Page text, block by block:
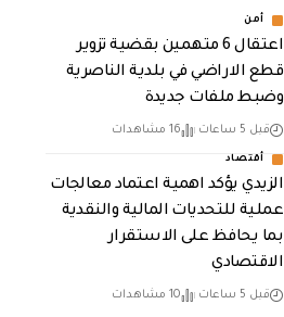
أمن
اعتقال 6 متهمين بقضية تزوير
قطع الاراضي في بلدية الناصرية
وضبط ملفات جديدة
قبل 5 ساعات 16 مشاهدات
أقتصاد
الزيدي يؤكد اهمية اعتماد معالجات
عملية للتحديات المالية والنقدية
بما يحافظ على الاستقرار
الاقتصادي
قبل 5 ساعات 10 مشاهدات